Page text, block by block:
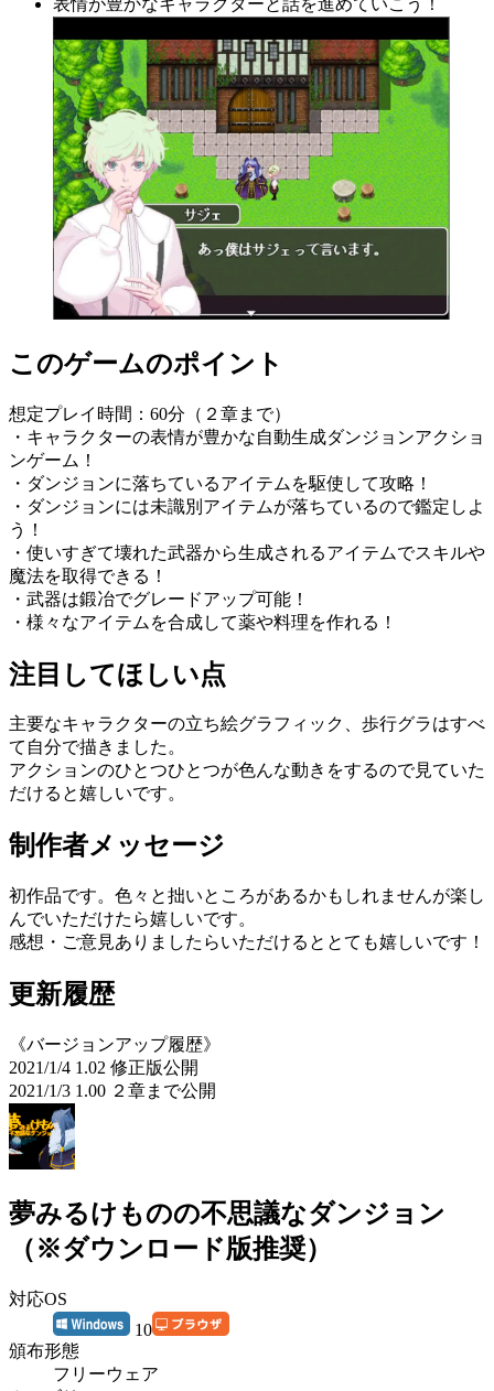
このゲームのポイント
想定プレイ時間：60分（２章まで）
・キャラクターの表情が豊かな自動生成ダンジョンアクショ
ンゲーム！
・ダンジョンに落ちているアイテムを駆使して攻略！
・ダンジョンには未識別アイテムが落ちているので鑑定しよ
う！
・使いすぎて壊れた武器から生成されるアイテムでスキルや
魔法を取得できる！
・武器は鍛冶でグレードアップ可能！
・様々なアイテムを合成して薬や料理を作れる！
注目してほしい点
主要なキャラクターの立ち絵グラフィック、歩行グラはすべ
て自分で描きました。
アクションのひとつひとつが色んな動きをするので見ていた
だけると嬉しいです。
制作者メッセージ
初作品です。色々と拙いところがあるかもしれませんが楽し
んでいただけたら嬉しいです。
感想・ご意見ありましたらいただけるととても嬉しいです！
更新履歴
《バージョンアップ履歴》
2021/1/4 1.02 修正版公開
2021/1/3 1.00 ２章まで公開
夢みるけものの不思議なダンジョン
（※ダウンロード版推奨）
対応OS
10
頒布形態
フリーウェア